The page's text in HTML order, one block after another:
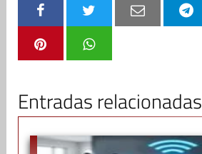
Entradas relacionadas